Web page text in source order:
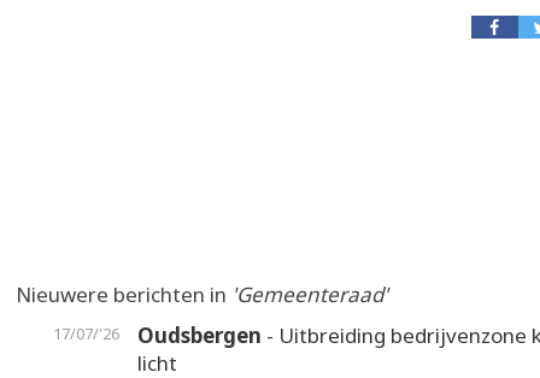
Nieuwere berichten in 'Gemeenteraad'
17/07/'26 Oudsbergen - Uitbreiding bedrijvenzone
licht